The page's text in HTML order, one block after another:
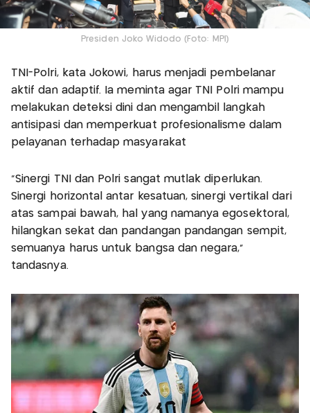
Presiden Joko Widodo (Foto: MPI)
TNI-Polri, kata Jokowi, harus menjadi pembelanar
aktif dan adaptif. Ia meminta agar TNI Polri mampu
melakukan deteksi dini dan mengambil langkah
antisipasi dan memperkuat profesionalisme dalam
pelayanan terhadap masyarakat
"Sinergi TNI dan Polri sangat mutlak diperlukan.
Sinergi horizontal antar kesatuan, sinergi vertikal dari
atas sampai bawah, hal yang namanya egosektoral,
hilangkan sekat dan pandangan pandangan sempit,
semuanya harus untuk bangsa dan negara,"
tandasnya.